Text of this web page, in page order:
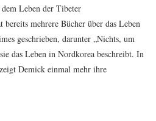
Leben der Tibeter
bereits mehrere Bücher über das Leben
geschrieben, darunter „Nichts, um
das Leben in Nordkorea beschreibt. In
Demick einmal mehr ihre